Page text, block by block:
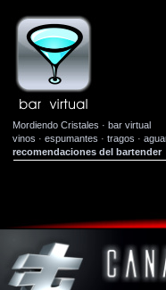
Mordiendo Cristales · bar virtual
vinos ·espumantes ·tragos ·
recomendaciones del bartender